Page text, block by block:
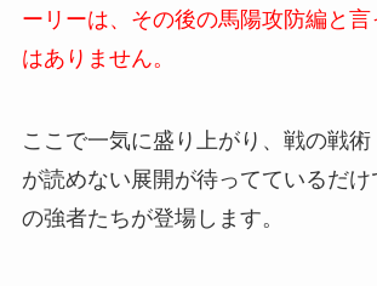
ーリーは、その後の馬陽攻防編と
はありません。
ここで一気に盛り上がり、戦の戦
が読めない展開が待ってているだけ
の強者たちが登場します。